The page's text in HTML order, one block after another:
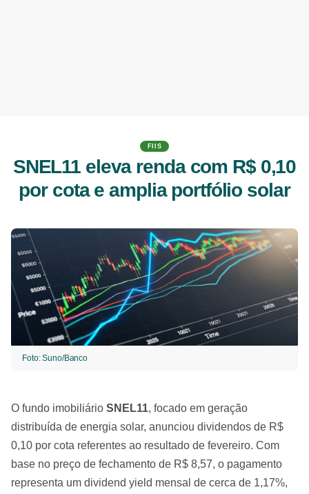
FIIS
SNEL11 eleva renda com R$ 0,10
por cota e amplia portfólio solar
Foto: Suno/Banco
O fundo imobiliário SNEL11, focado em geração
distribuída de energia solar, anunciou dividendos de R$
0,10 por cota referentes ao resultado de fevereiro. Com
base no preço de fechamento de R$ 8,57, o pagamento
representa um dividend yield mensal de cerca de 1,17%,